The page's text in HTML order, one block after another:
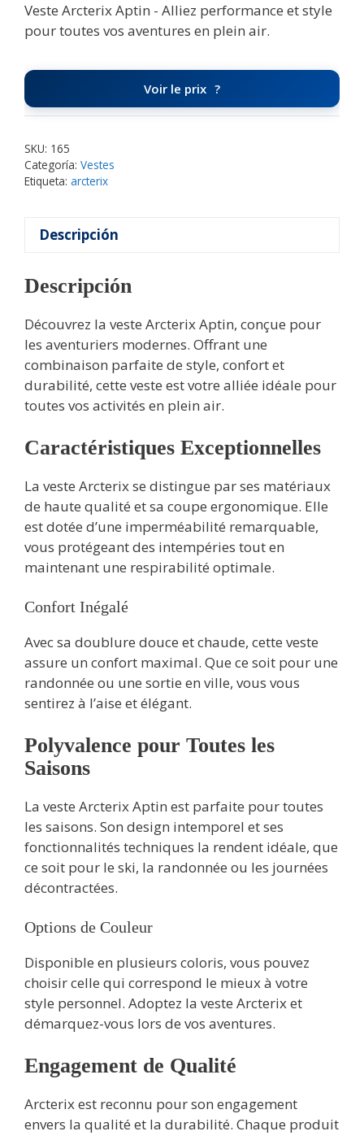
Veste Arcterix Aptin - Alliez performance et style
pour toutes vos aventures en plein air.
Voir le prix
SKU: 165
Categoría: Vestes
Etiqueta: arcterix
Descripción
Descripción
Découvrez la veste Arcterix Aptin, conçue pour
les aventuriers modernes. Offrant une
combinaison parfaite de style, confort et
durabilité, cette veste est votre alliée idéale pour
toutes vos activités en plein air.
Caractéristiques Exceptionnelles
La veste Arcterix se distingue par ses matériaux
de haute qualité et sa coupe ergonomique. Elle
est dotée d’une imperméabilité remarquable,
vous protégeant des intempéries tout en
maintenant une respirabilité optimale.
Confort Inégalé
Avec sa doublure douce et chaude, cette veste
assure un confort maximal. Que ce soit pour une
randonnée ou une sortie en ville, vous vous
sentirez à l’aise et élégant.
Polyvalence pour Toutes les
Saisons
La veste Arcterix Aptin est parfaite pour toutes
les saisons. Son design intemporel et ses
fonctionnalités techniques la rendent idéale, que
ce soit pour le ski, la randonnée ou les journées
décontractées.
Options de Couleur
Disponible en plusieurs coloris, vous pouvez
choisir celle qui correspond le mieux à votre
style personnel. Adoptez la veste Arcterix et
démarquez-vous lors de vos aventures.
Engagement de Qualité
Arcterix est reconnu pour son engagement
envers la qualité et la durabilité. Chaque produit